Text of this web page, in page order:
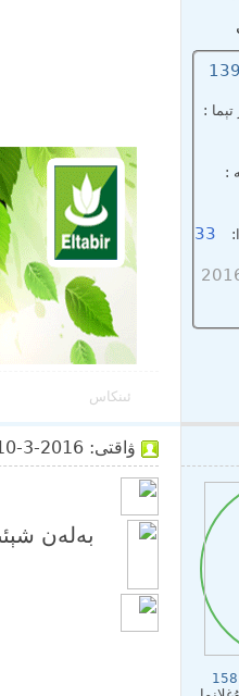
تېما :
:
33
ئىنكاس
158
ۋاقتى: 2016-3-10 23:01:00
بەلەن